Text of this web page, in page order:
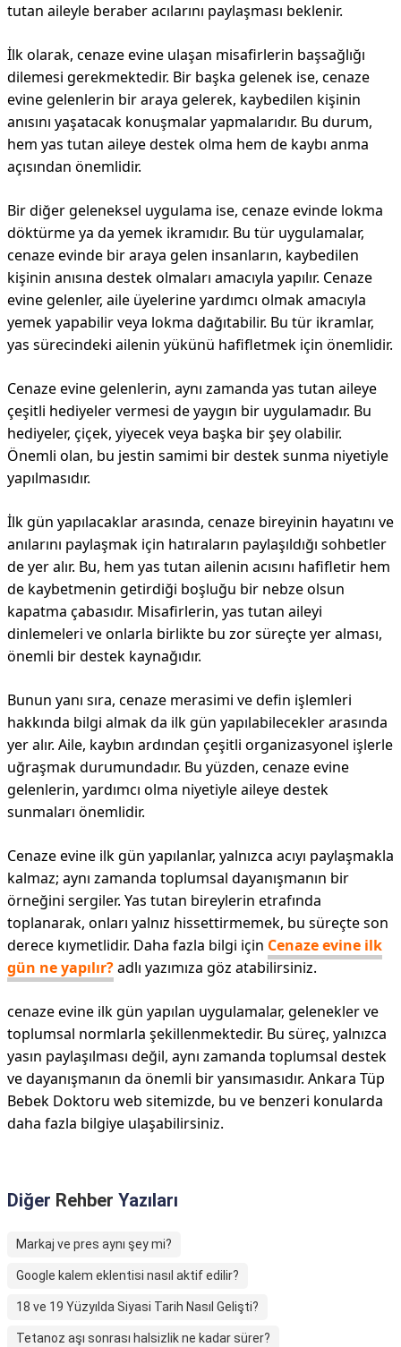
tutan aileyle beraber acılarını paylaşması beklenir.
İlk olarak, cenaze evine ulaşan misafirlerin başsağlığı
dilemesi gerekmektedir. Bir başka gelenek ise, cenaze
evine gelenlerin bir araya gelerek, kaybedilen kişinin
anısını yaşatacak konuşmalar yapmalarıdır. Bu durum,
hem yas tutan aileye destek olma hem de kaybı anma
açısından önemlidir.
Bir diğer geleneksel uygulama ise, cenaze evinde lokma
döktürme ya da yemek ikramıdır. Bu tür uygulamalar,
cenaze evinde bir araya gelen insanların, kaybedilen
kişinin anısına destek olmaları amacıyla yapılır. Cenaze
evine gelenler, aile üyelerine yardımcı olmak amacıyla
yemek yapabilir veya lokma dağıtabilir. Bu tür ikramlar,
yas sürecindeki ailenin yükünü hafifletmek için önemlidir.
Cenaze evine gelenlerin, aynı zamanda yas tutan aileye
çeşitli hediyeler vermesi de yaygın bir uygulamadır. Bu
hediyeler, çiçek, yiyecek veya başka bir şey olabilir.
Önemli olan, bu jestin samimi bir destek sunma niyetiyle
yapılmasıdır.
İlk gün yapılacaklar arasında, cenaze bireyinin hayatını ve
anılarını paylaşmak için hatıraların paylaşıldığı sohbetler
de yer alır. Bu, hem yas tutan ailenin acısını hafifletir hem
de kaybetmenin getirdiği boşluğu bir nebze olsun
kapatma çabasıdır. Misafirlerin, yas tutan aileyi
dinlemeleri ve onlarla birlikte bu zor süreçte yer alması,
önemli bir destek kaynağıdır.
Bunun yanı sıra, cenaze merasimi ve defin işlemleri
hakkında bilgi almak da ilk gün yapılabilecekler arasında
yer alır. Aile, kaybın ardından çeşitli organizasyonel işlerle
uğraşmak durumundadır. Bu yüzden, cenaze evine
gelenlerin, yardımcı olma niyetiyle aileye destek
sunmaları önemlidir.
Cenaze evine ilk gün yapılanlar, yalnızca acıyı paylaşmakla
kalmaz; aynı zamanda toplumsal dayanışmanın bir
örneğini sergiler. Yas tutan bireylerin etrafında
toplanarak, onları yalnız hissettirmemek, bu süreçte son
derece kıymetlidir. Daha fazla bilgi için Cenaze evine ilk
gün ne yapılır?adlı yazımıza göz atabilirsiniz.
cenaze evine ilk gün yapılan uygulamalar, gelenekler ve
toplumsal normlarla şekillenmektedir. Bu süreç, yalnızca
yasın paylaşılması değil, aynı zamanda toplumsal destek
ve dayanışmanın da önemli bir yansımasıdır. Ankara Tüp
Bebek Doktoru web sitemizde, bu ve benzeri konularda
daha fazla bilgiye ulaşabilirsiniz.
Diğer Rehber Yazıları
Markaj ve pres aynı şey mi?
Google kalem eklentisi nasıl aktif edilir?
18 ve 19 Yüzyılda Siyasi Tarih Nasıl Gelişti?
Tetanoz aşı sonrası halsizlik ne kadar sürer?